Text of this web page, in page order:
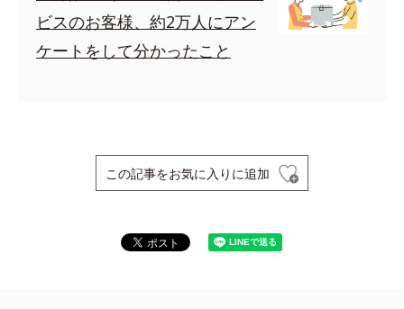
ビスのお客様、約2万人にアン
ケートをして分かったこと
この記事をお気に入りに追加